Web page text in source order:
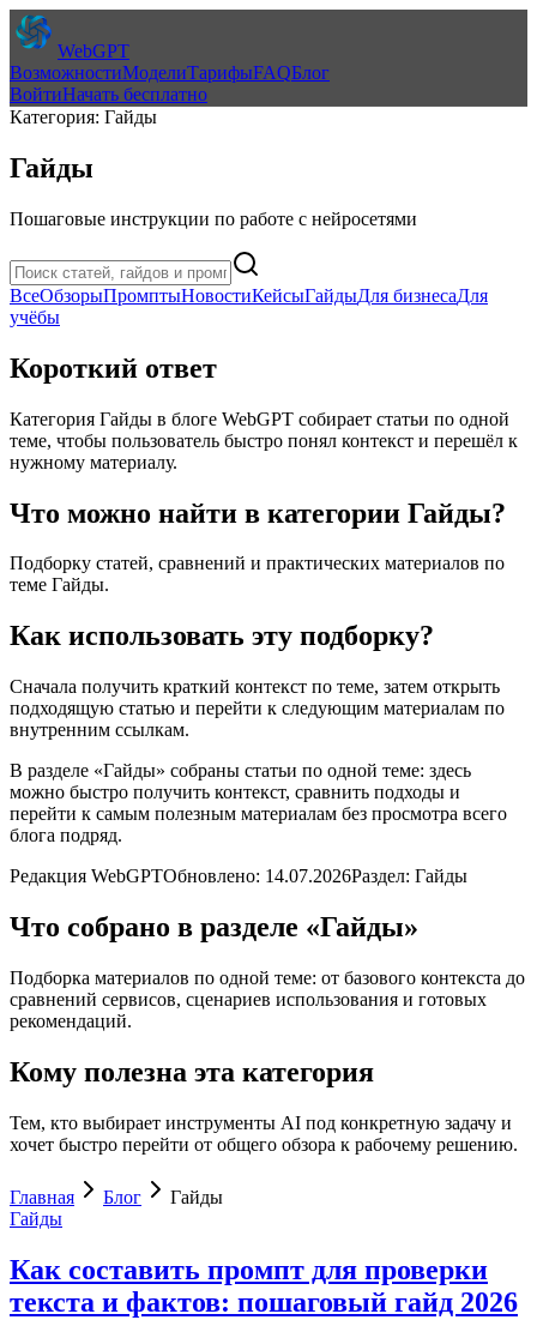
WebGPT
ВозможностиМоделиТарифыFAQБлог
ВойтиНачать бесплатно
Категория: Гайды
Гайды
Пошаговые инструкции по работе с нейросетями
ВсеОбзорыПромптыНовостиКейсыГайдыДля бизнесаДля
учёбы
Короткий ответ
Категория Гайды в блоге WebGPT собирает статьи по одной
теме, чтобы пользователь быстро понял контекст и перешёл к
нужному материалу.
Что можно найти в категории Гайды?
Подборку статей, сравнений и практических материалов по
теме Гайды.
Как использовать эту подборку?
Сначала получить краткий контекст по теме, затем открыть
подходящую статью и перейти к следующим материалам по
внутренним ссылкам.
В разделе «Гайды» собраны статьи по одной теме: здесь
можно быстро получить контекст, сравнить подходы и
перейти к самым полезным материалам без просмотра всего
блога подряд.
Редакция WebGPTОбновлено: 14.07.2026Раздел: Гайды
Что собрано в разделе «Гайды»
Подборка материалов по одной теме: от базового контекста до
сравнений сервисов, сценариев использования и готовых
рекомендаций.
Кому полезна эта категория
Тем, кто выбирает инструменты AI под конкретную задачу и
хочет быстро перейти от общего обзора к рабочему решению.
Главная Блог
Гайды
Гайды
Как составить промпт для проверки
текста и фактов: пошаговый гайд 2026